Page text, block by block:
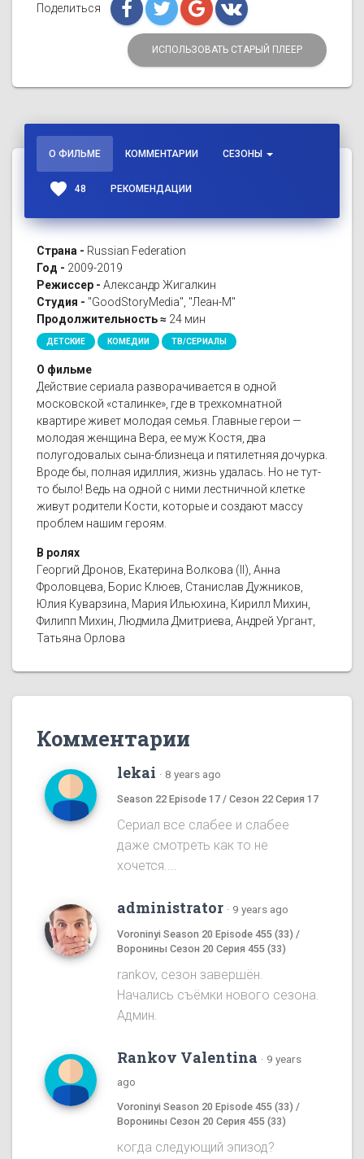
Поделиться
ИСПОЛЬЗОВАТЬ СТАРЫЙ ПЛЕЕР
О ФИЛЬМЕ КОММЕНТАРИИ СЕЗОНЫ
favorite 48 РЕКОМЕНДАЦИИ
Страна - Russian Federation
Год - 2009-2019
Режиссер - Александр Жигалкин
Студия - "GoodStoryMedia", "Леан-М"
Продолжительность ≈ 24 мин
ДЕТСКИЕ КОМЕДИИ ТВ/СЕРИАЛЫ
О фильме
Действие сериала разворачивается в одной
московской «сталинке», где в трехкомнатной
квартире живет молодая семья. Главные герои —
молодая женщина Вера, ее муж Костя, два
полугодовалых сына-близнеца и пятилетняя дочурка.
Вроде бы, полная идиллия, жизнь удалась. Но не тут-
то было! Ведь на одной с ними лестничной клетке
живут родители Кости, которые и создают массу
проблем нашим героям.
В ролях
Георгий Дронов, Екатерина Волкова (II), Анна
Фроловцева, Борис Клюев, Станислав Дужников,
Юлия Куварзина, Мария Ильюхина, Кирилл Михин,
Филипп Михин, Людмила Дмитриева, Андрей Ургант,
Татьяна Орлова
Комментарии
lekai · 8 years ago
Season 22 Episode 17 / Сезон 22 Серия 17
Сериал все слабее и слабее
даже смотреть как то не
хочется....
administrator · 9 years ago
Voroninyi Season 20 Episode 455 (33) /
Воронины Сезон 20 Серия 455 (33)
rankov, сезон завершён.
Начались съёмки нового сезона.
Админ.
Rankov Valentina · 9 years
ago
Voroninyi Season 20 Episode 455 (33) /
Воронины Сезон 20 Серия 455 (33)
когда следующий эпизод?